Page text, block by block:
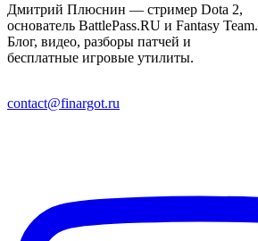
Дмитрий Плюснин — стример Dota 2,
основатель BattlePass.RU и Fantasy Team.
Блог, видео, разборы патчей и
бесплатные игровые утилиты.
contact@finargot.ru